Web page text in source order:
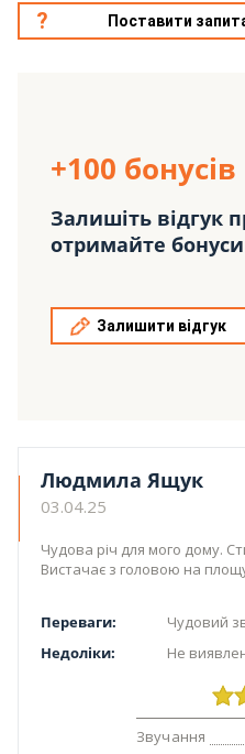
Поставити
+100 бонусів
Залишіть відгук
отримайте бонуси
Залишити відгук
Людмила Ящук
03.04.25
Чудова річ для мого дому.
Вистачає з головою на
Переваги:
Чудовий
Недоліки:
Не
Звучання